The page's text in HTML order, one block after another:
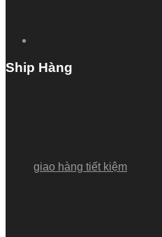
Ship Hàng
giao hàng tiết kiệm